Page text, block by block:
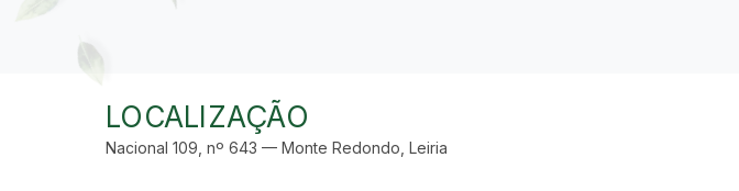
LOCALIZAÇÃO
Nacional 109, nº 643 — Monte Redondo, Leiria